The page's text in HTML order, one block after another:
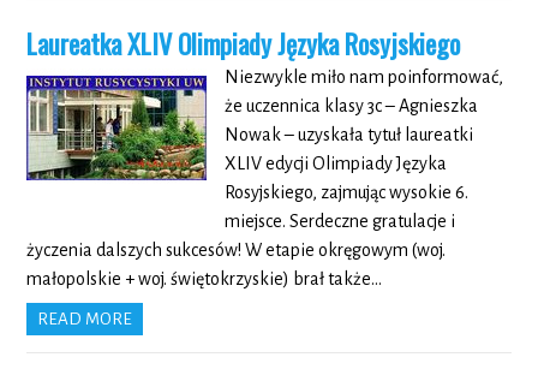
Laureatka XLIV Olimpiady Języka Rosyjskiego
Niezwykle miło nam poinformować,
że uczennica klasy 3c – Agnieszka
Nowak – uzyskała tytuł laureatki
XLIV edycji Olimpiady Języka
Rosyjskiego, zajmując wysokie 6.
miejsce. Serdeczne gratulacje i
życzenia dalszych sukcesów! W etapie okręgowym (woj.
małopolskie + woj. świętokrzyskie) brał także…
READ MORE